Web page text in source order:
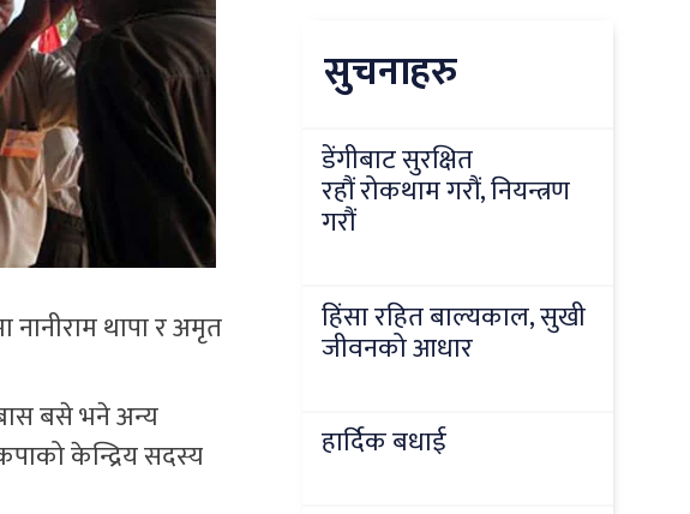
थापा र अमृत
बसे भने अन्य
केन्द्रिय सदस्य
सुचनाहरु
डेंगीबाट सुरक्षित
रहौं रोकथाम गरौं, नियन्त्रण
गरौं
हिंसा रहित बाल्यकाल, सुखी
जीवनको आधार
हार्दिक बधाई